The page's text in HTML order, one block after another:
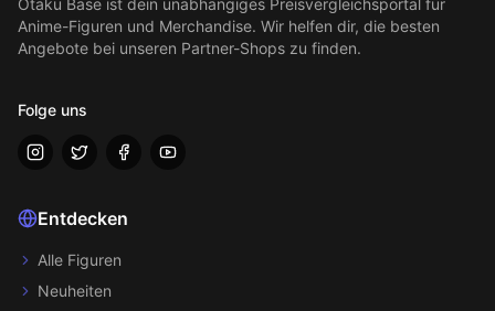
Otaku Base ist dein unabhängiges Preisvergleichsportal für
Anime-Figuren und Merchandise. Wir helfen dir, die besten
Angebote bei unseren Partner-Shops zu finden.
Folge uns
Entdecken
Alle Figuren
Neuheiten